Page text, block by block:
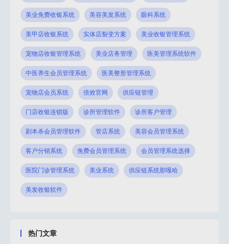
美业免费收银系统 美容美发系统 眼科系统
美甲店收银系统 实体店裂变方案 美业收银管理系统
宠物店收银管理系统 美业店务管理 医美管理系统软件
中医养生会员管理系统 医美整形管理系统
宠物店会员系统 倍效官网 供应链管理
门店收银连锁版 诊所管理软件 诊所客户管理
剧本杀会员管理软件 管店系统 美容会员管理系统
客户分销系统 免费会员管理系统 会员管理系统选择
医院门诊管理系统 美业系统 供应链系统那嘎哈
美发收银软件
热门文章